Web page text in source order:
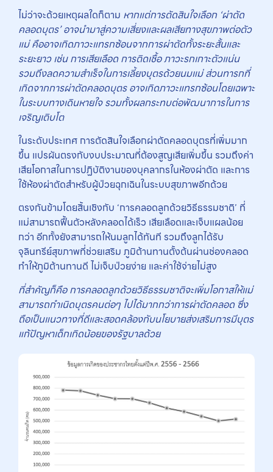
ไม่ว่าจะด้วยเหตุผลใดก็ตาม หากแต่การตัดสินใจเลือก ‘ผ่าตัด
คลอดบุตร’ อาจนำมาสู่ความเสี่ยงและผลเสียทางสุขภาพต่อตัว
แม่ คืออาจเกิดภาวะแทรกซ้อนจากการผ่าตัดทั้งระยะสั้นและ
ระยะยาว เช่น การเสียเลือด การติดเชื้อ ภาวะรกเกาะตัวแน่น
รวมถึงลดความสำเร็จในการเลี้ยงบุตรด้วยนมแม่ ส่วนทารกที่
เกิดจากการผ่าตัดคลอดบุตร อาจเกิดภาวะแทรกซ้อนโดยเฉพาะ
ในระบบทางเดินหายใจ รวมทั้งผลกระทบต่อพัฒนาการในการ
เจริญเติบโต
ในระดับประเทศ การตัดสินใจเลือกผ่าตัดคลอดบุตรที่เพิ่มมาก
ขึ้น แปรผันตรงกับงบประมาณที่ต้องสูญเสียเพิ่มขึ้น รวมถึงค่า
เสียโอกาสในการปฏิบัติงานของบุคลากรในห้องผ่าตัด และการ
ใช้ห้องผ่าตัดสำหรับผู้ป่วยฉุกเฉินในระบบสุขภาพอีกด้วย
ตรงกันข้ามโดยสิ้นเชิงกับ ‘การคลอดลูกด้วยวิธีธรรมชาติ’ ที่
แม่สามารถฟื้นตัวหลังคลอดได้เร็ว เสียเลือดและเจ็บแผลน้อย
กว่า อีกทั้งยังสามารถให้นมลูกได้ทันที รวมถึงลูกได้รับ
จุลินทรีย์สุขภาพที่ช่วยเสริม ภูมิต้านทานตั้งต้นผ่านช่องคลอด
ทำให้ภูมิต้านทานดี ไม่เจ็บป่วยง่าย และค่าใช้จ่ายไม่สูง
ที่สำคัญก็คือ การคลอดลูกด้วยวิธีธรรมชาติจะเพิ่มโอกาสให้แม่
สามารถกำเนิดบุตรคนต่อๆ ไปได้มากกว่าการผ่าตัดคลอด ซึ่ง
ถือเป็นแนวทางที่ดีและสอดคล้องกับนโยบายส่งเสริมการมีบุตร
แก้ปัญหาเด็กเกิดน้อยของรัฐบาลด้วย